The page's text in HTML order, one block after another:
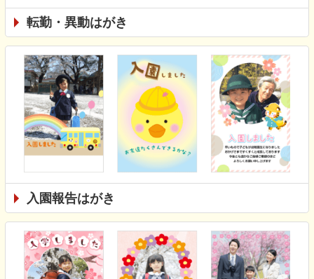
転勤・異動はがき
入園報告はがき